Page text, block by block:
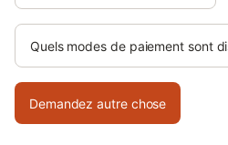
Quels modes de paiement sont
Demandez autre chose